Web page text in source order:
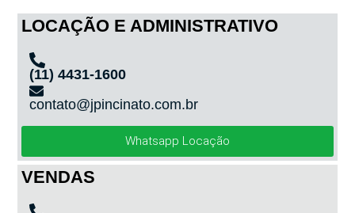
LOCAÇÃO E ADMINISTRATIVO
(11) 4431-1600
contato@jpincinato.com.br
Whatsapp Locação
VENDAS